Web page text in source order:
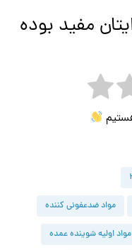
مفید بوده
مواد ضدعفونی کننده
اولیه شوینده عمده